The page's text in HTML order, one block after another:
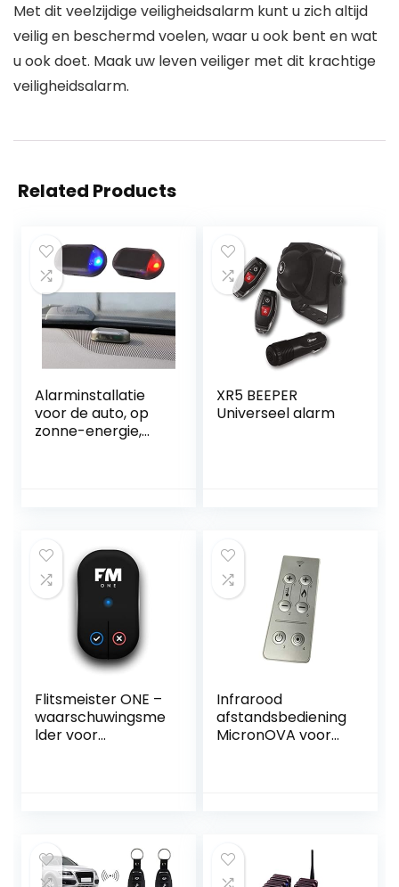
Met dit veelzijdige veiligheidsalarm kunt u zich altijd
veilig en beschermd voelen, waar u ook bent en wat
u ook doet. Maak uw leven veiliger met dit krachtige
veiligheidsalarm.
Related Products
Alarminstallatie
voor de auto, op
zonne-energie,
alarminstallatie,
diefstalbeveiliging
voor
autobeveiligingssy
steem
XR5 BEEPER
Universeel alarm
Flitsmeister ONE –
waarschuwingsme
lder voor
Infrarood
afstandsbediening
MicronOVA voor